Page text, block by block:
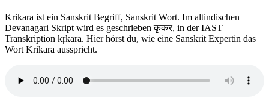
Krikara ist ein Sanskrit Begriff, Sanskrit Wort. Im altindischen
Devanagari Skript wird es geschrieben कृकर, in der IAST
Transkription kṛkara. Hier hörst du, wie eine Sanskrit Expertin das
Wort Krikara ausspricht.